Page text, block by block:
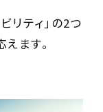
リティ」の2つ
ます。